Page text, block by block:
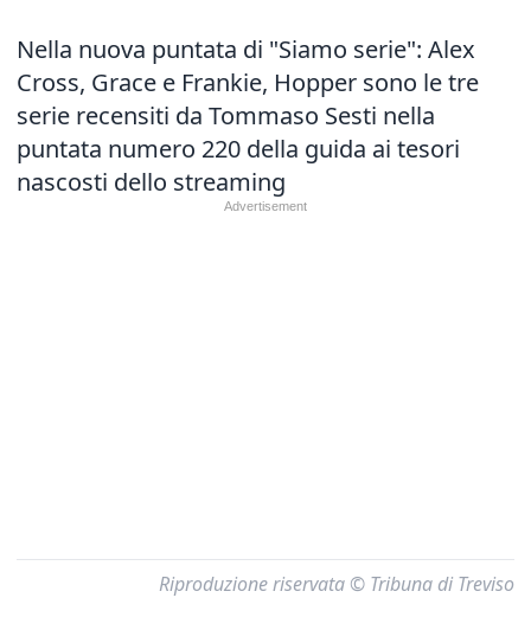
Nella nuova puntata di "Siamo serie": Alex
Cross, Grace e Frankie, Hopper sono le tre
serie recensiti da Tommaso Sesti nella
puntata numero 220 della guida ai tesori
nascosti dello streaming
Riproduzione riservata © Tribuna di Treviso